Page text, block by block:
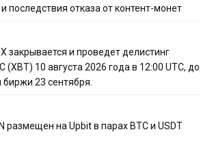
последствия отказа от контент-монет
закрывается и проведет делистинг
10 августа 2026 года в 12:00 UTC, до
биржи 23 сентября.
размещен на Upbit в парах BTC и USDT